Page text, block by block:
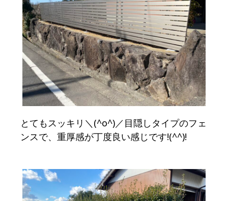
とてもスッキリ＼(^o^)／目隠しタイプのフェ
ンスで、重厚感が丁度良い感じです!(^^)!